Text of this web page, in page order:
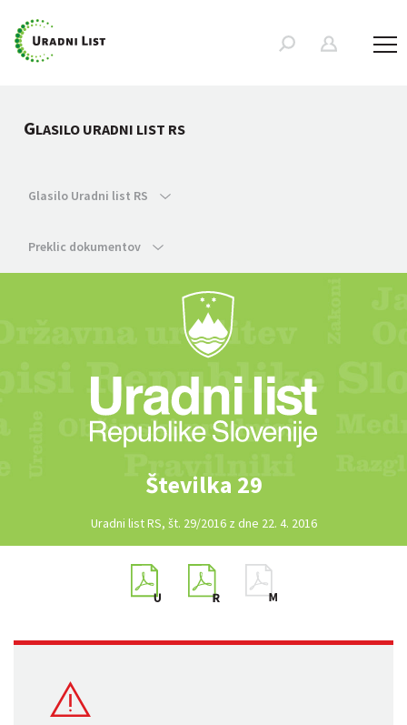
GLASILO URADNI LIST RS
Glasilo Uradni list RS
Preklic dokumentov
Številka 29
Uradni list RS, št. 29/2016 z dne 22. 4. 2016